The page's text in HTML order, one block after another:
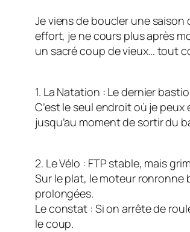
​Je viens de boucler une saison
effort, je ne cours plus après
un sacré coup de vieux… tout
​1. La Natation : Le dernier
​C’est le seul endroit où je
jusqu’au moment de sortir du
​2. Le Vélo : FTP stable, mais
​Sur le plat, le moteur ronronne
prolongées.
​Le constat : Si on arrête de
le coup.